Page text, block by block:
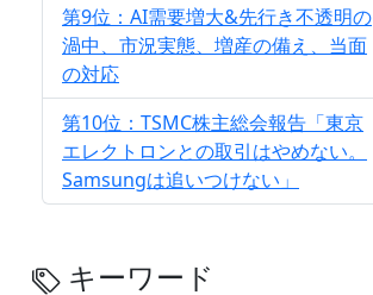
第9位：AI需要増大&先行き不透明の
渦中、市況実態、増産の備え、当面
の対応
第10位：TSMC株主総会報告「東京
エレクトロンとの取引はやめない。
Samsungは追いつけない」
キーワード